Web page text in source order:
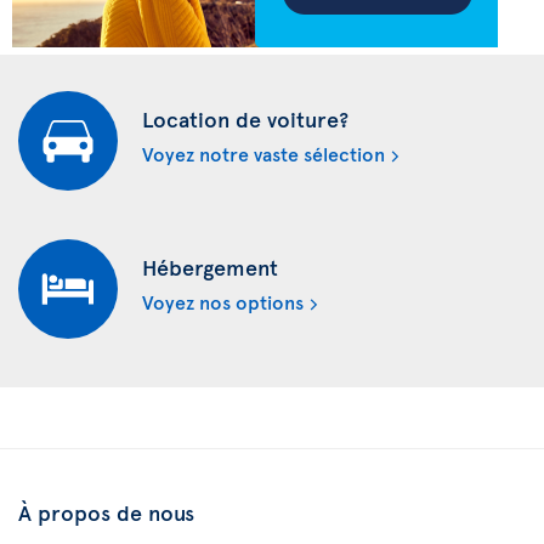
Location de voiture?
Voyez notre vaste sélection
Hébergement
Voyez nos options
À propos de nous